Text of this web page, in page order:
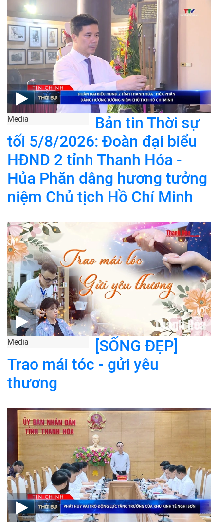
Media
Bản tin Thời sự
tối 5/8/2026: Đoàn đại biểu
HĐND 2 tỉnh Thanh Hóa -
Hủa Phăn dâng hương tưởng
niệm Chủ tịch Hồ Chí Minh
Media
[SỐNG ĐẸP]
Trao mái tóc - gửi yêu
thương